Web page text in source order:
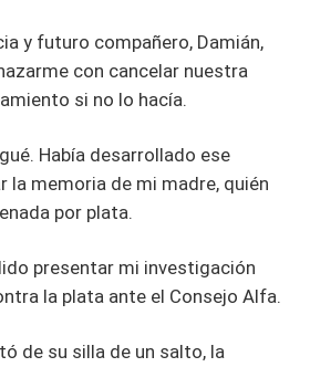
y futuro compañero, Damián,
con cancelar nuestra
si no lo hacía.
Había desarrollado ese
la memoria de mi madre, quién
por plata.
presentar mi investigación
la plata ante el Consejo Alfa.
de su silla de un salto, la